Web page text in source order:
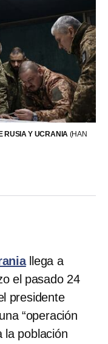
RUSIA Y UCRANIA (HAN
llega a
el pasado 24
presidente
“operación
la población